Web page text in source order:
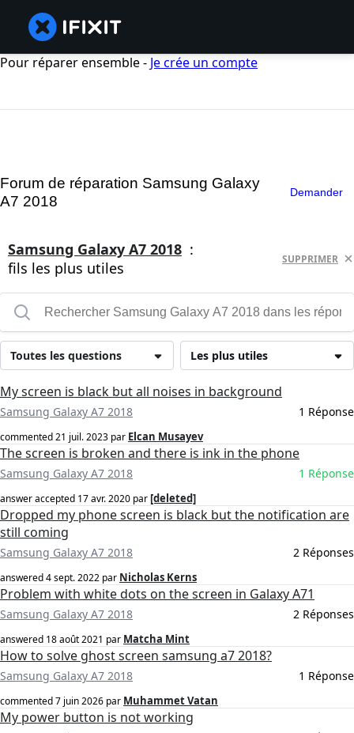
Pour réparer ensemble - Je crée un compte
Forum de réparation Samsung Galaxy
A7 2018
Demander
Samsung Galaxy A7 2018 :
fils les plus utiles
SUPPRIMER
Les plus utiles
Toutes les questions
My screen is black but all noises in background
Samsung Galaxy A7 2018 1 Réponse
commented21 juil. 2023 par Elcan Musayev
The screen is broken and there is ink in the phone
Samsung Galaxy A7 2018 1 Réponse
answer accepted 17 avr. 2020 par [deleted]
Dropped my phone screen is black but the notification are
still coming
Samsung Galaxy A7 2018 2 Réponses
answered4 sept. 2022 par Nicholas Kerns
Problem with white dots on the screen in Galaxy A71
Samsung Galaxy A7 2018 2 Réponses
answered 18 août 2021 par Matcha Mint
How to solve ghost screen samsung a7 2018?
Samsung Galaxy A7 2018 1 Réponse
commented7 juin 2026 par Muhammet Vatan
My power button is not working